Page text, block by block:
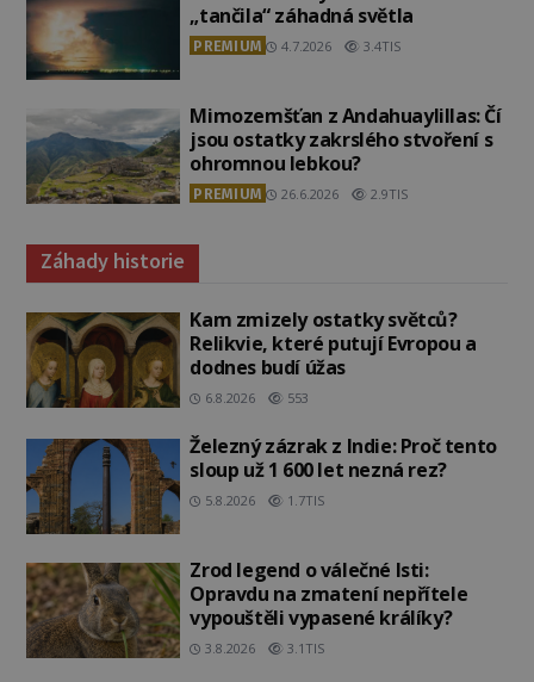
„tančila“ záhadná světla
PREMIUM 4.7.2026 3.4TIS
Mimozemšťan z Andahuaylillas: Čí
jsou ostatky zakrslého stvoření s
ohromnou lebkou?
PREMIUM 26.6.2026 2.9TIS
Záhady historie
Kam zmizely ostatky světců?
Relikvie, které putují Evropou a
dodnes budí úžas
6.8.2026 553
Železný zázrak z Indie: Proč tento
sloup už 1 600 let nezná rez?
5.8.2026 1.7TIS
Zrod legend o válečné lsti:
Opravdu na zmatení nepřítele
vypouštěli vypasené králíky?
3.8.2026 3.1TIS